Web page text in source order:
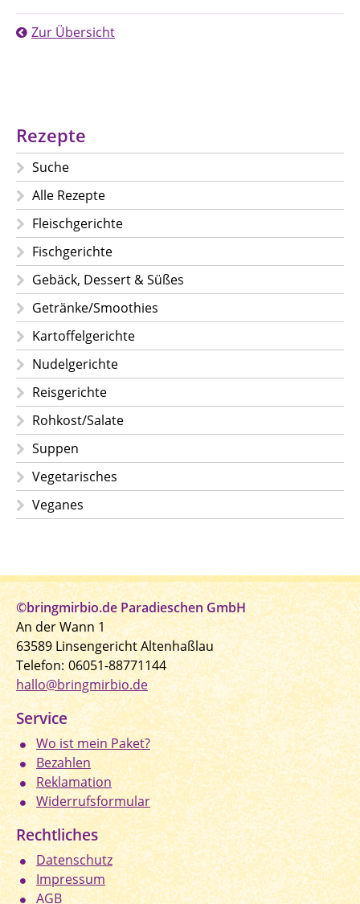
Zur Übersicht
Rezepte
Suche
Alle Rezepte
Fleischgerichte
Fischgerichte
Gebäck, Dessert & Süßes
Getränke/Smoothies
Kartoffelgerichte
Nudelgerichte
Reisgerichte
Rohkost/Salate
Suppen
Vegetarisches
Veganes
©bringmirbio.de Paradieschen GmbH
An der Wann 1
63589 Linsengericht Altenhaßlau
Telefon: 06051-88771144
hallo@bringmirbio.de
Service
Wo ist mein Paket?
Bezahlen
Reklamation
Widerrufsformular
Rechtliches
Datenschutz
Impressum
AGB